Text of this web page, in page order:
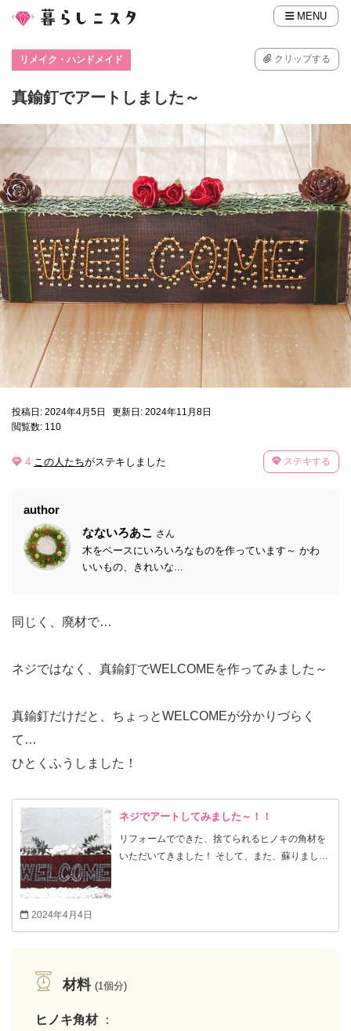
MENU
リメイク・ハンドメイド クリップする
真鍮釘でアートしました～
投稿日: 2024年4月5日
更新日: 2024年11月8日
閲覧数: 110
4 この人たちがステキしました ステキする
author
なないろあこ さん
木をベースにいろいろなものを作っています～ かわ
いいもの、きれいな...
同じく、廃材で…
ネジではなく、真鍮釘でWELCOMEを作ってみました～
真鍮釘だけだと、ちょっとWELCOMEが分かりづらく
て…
ひとくふうしました！
ネジでアートしてみました～！！
リフォームでできた、捨てられるヒノキの角材を
いただいてきました！ そして、また、蘇りまし
2024年4月4日
材料 (1個分)
ヒノキ角材 ：